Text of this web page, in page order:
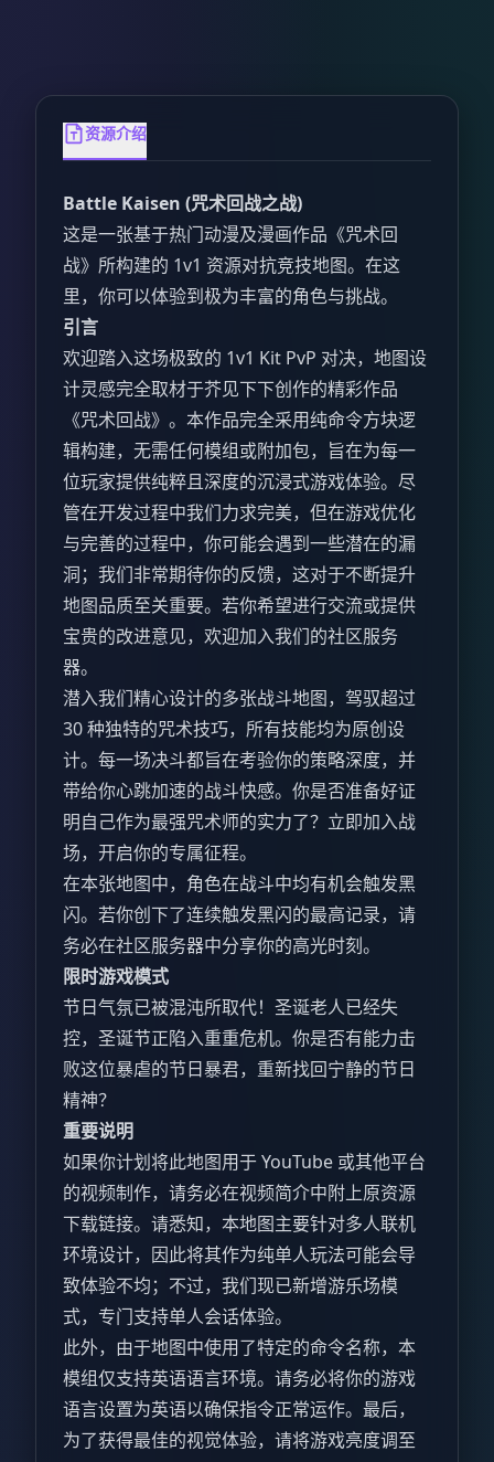
资源介绍
Battle Kaisen (咒术回战之战)
这是一张基于热门动漫及漫画作品《咒术回
战》所构建的 1v1 资源对抗竞技地图。在这
里，你可以体验到极为丰富的角色与挑战。
引言
欢迎踏入这场极致的 1v1 Kit PvP 对决，地图设
计灵感完全取材于芥见下下创作的精彩作品
《咒术回战》。本作品完全采用纯命令方块逻
辑构建，无需任何模组或附加包，旨在为每一
位玩家提供纯粹且深度的沉浸式游戏体验。尽
管在开发过程中我们力求完美，但在游戏优化
与完善的过程中，你可能会遇到一些潜在的漏
洞；我们非常期待你的反馈，这对于不断提升
地图品质至关重要。若你希望进行交流或提供
宝贵的改进意见，欢迎加入我们的社区服务
器。
潜入我们精心设计的多张战斗地图，驾驭超过
30 种独特的咒术技巧，所有技能均为原创设
计。每一场决斗都旨在考验你的策略深度，并
带给你心跳加速的战斗快感。你是否准备好证
明自己作为最强咒术师的实力了？立即加入战
场，开启你的专属征程。
在本张地图中，角色在战斗中均有机会触发黑
闪。若你创下了连续触发黑闪的最高记录，请
务必在社区服务器中分享你的高光时刻。
限时游戏模式
节日气氛已被混沌所取代！圣诞老人已经失
控，圣诞节正陷入重重危机。你是否有能力击
败这位暴虐的节日暴君，重新找回宁静的节日
精神？
重要说明
如果你计划将此地图用于 YouTube 或其他平台
的视频制作，请务必在视频简介中附上原资源
下载链接。请悉知，本地图主要针对多人联机
环境设计，因此将其作为纯单人玩法可能会导
致体验不均；不过，我们现已新增游乐场模
式，专门支持单人会话体验。
此外，由于地图中使用了特定的命令名称，本
模组仅支持英语语言环境。请务必将你的游戏
语言设置为英语以确保指令正常运作。最后，
为了获得最佳的视觉体验，请将游戏亮度调至